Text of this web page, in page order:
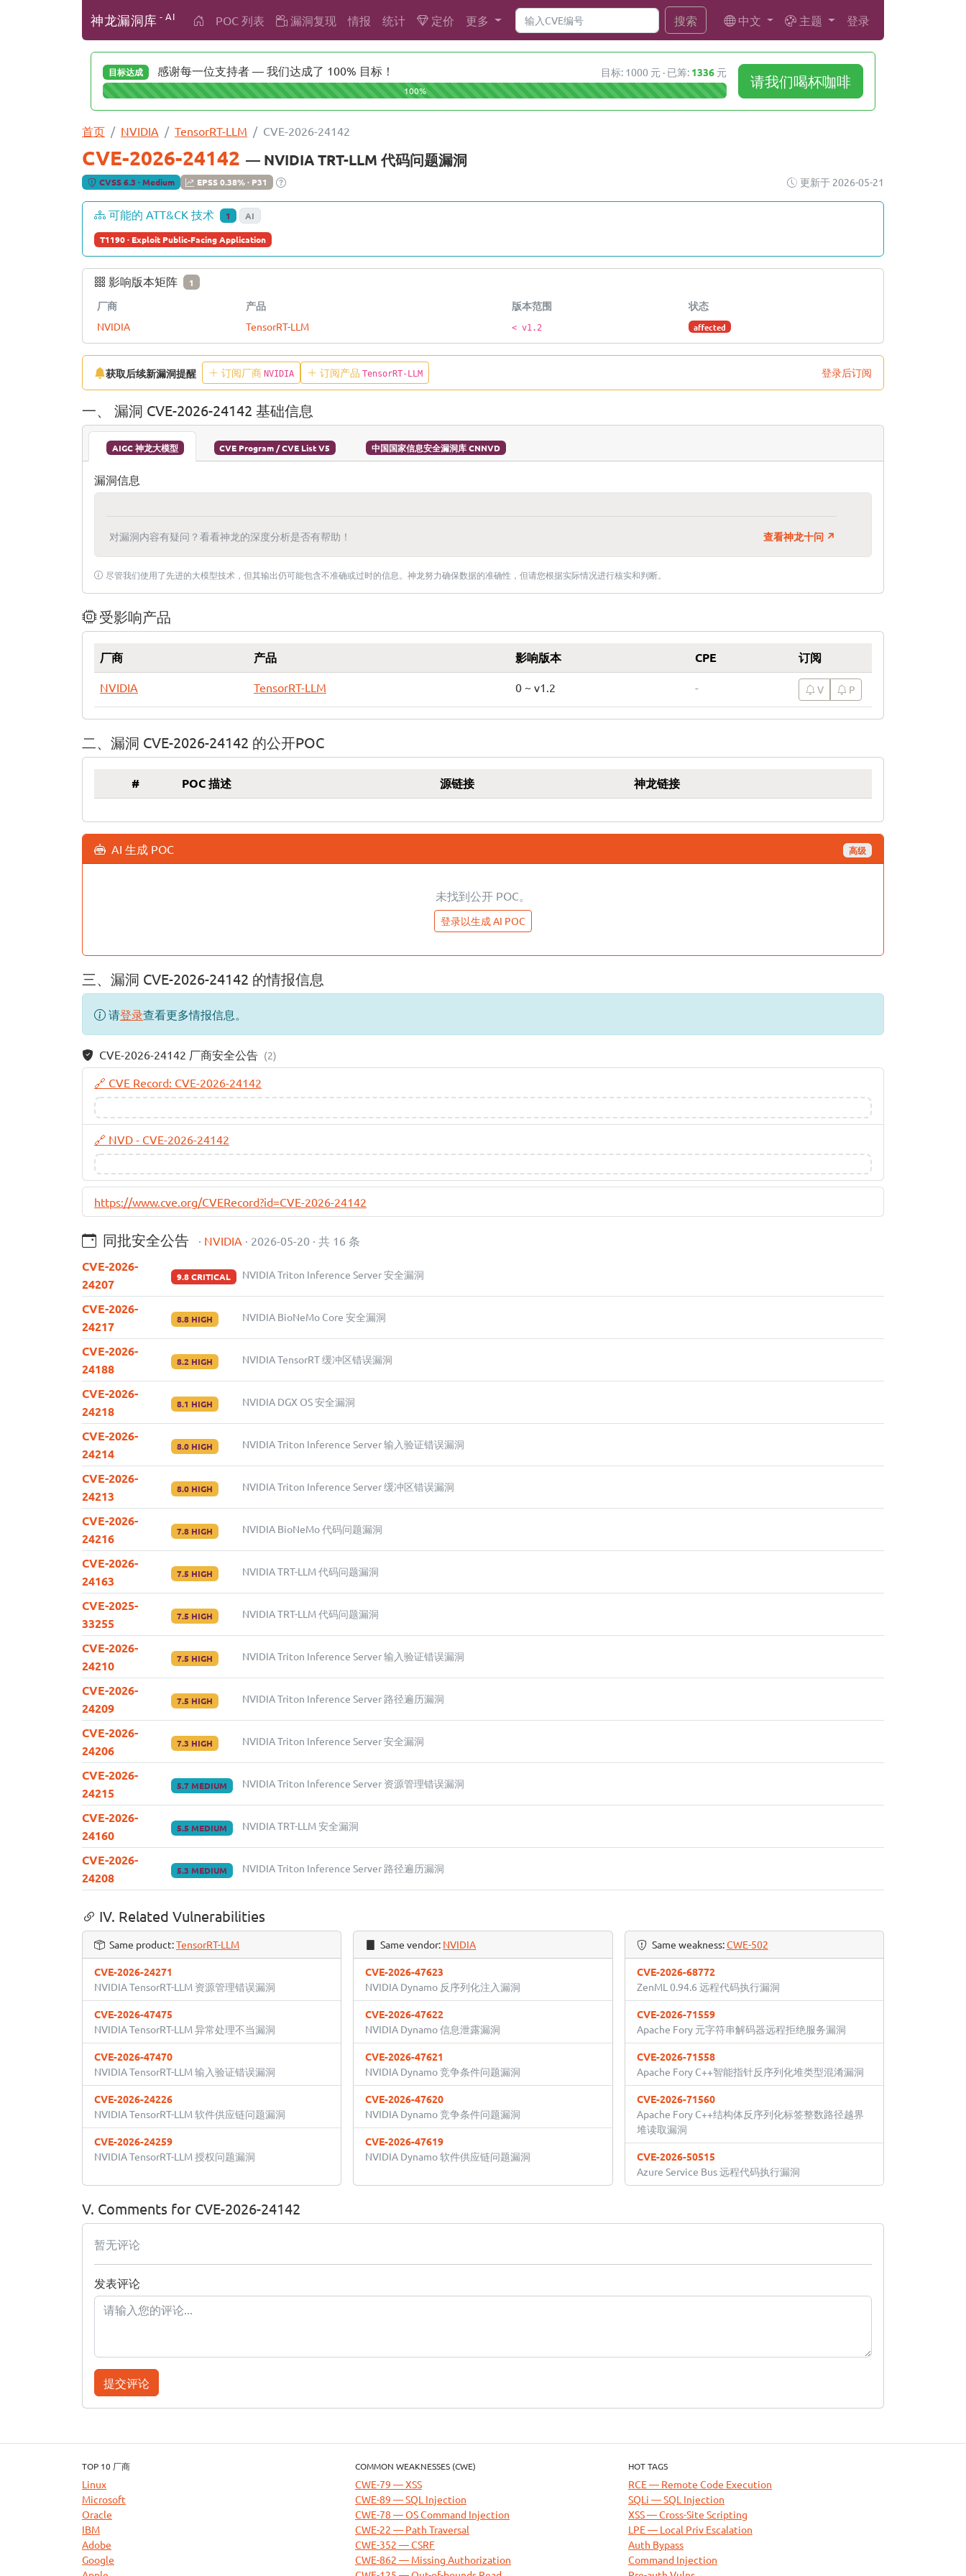
神龙漏洞库 - AI POC 列表 漏洞复现 情报 统计 定价 更多 搜索 中文 主题 登录
目标达成 感谢每一位支持者 — 我们达成了 100% 目标！ 目标: 1000 元 · 已筹: 1336 元
100%
请我们喝杯咖啡
首页 NVIDIA TensorRT-LLM CVE-2026-24142
CVE-2026-24142 — NVIDIA TRT-LLM 代码问题漏洞
CVSS 6.3 · Medium EPSS 0.38% · P31 更新于 2026-05-21
可能的 ATT&CK 技术 1 AI
T1190 · Exploit Public-Facing Application
影响版本矩阵 1
厂商 产品 版本范围
状态
NVIDIA
TensorRT-LLM < v1.2 affected
获取后续新漏洞提醒 订阅厂商 NVIDIA 订阅产品 TensorRT-LLM 登录后订阅
一、 漏洞 CVE-2026-24142 基础信息
AIGC 神龙大模型 CVE Program / CVE List V5 中国国家信息安全漏洞库 CNNVD
漏洞信息
对漏洞内容有疑问？看看神龙的深度分析是否有帮助！ 查看神龙十问 ↗
尽管我们使用了先进的大模型技术，但其输出仍可能包含不准确或过时的信息。神龙努力确保数据的准确性，但请您根据实际情况进行核实和判断。
受影响产品
厂商 产品 影响版本 CPE 订阅
NVIDIA TensorRT-LLM 0 ~ v1.2 - V P
二、漏洞 CVE-2026-24142 的公开POC
# POC 描述 源链接 神龙链接
AI 生成 POC 高级
未找到公开 POC。
登录以生成 AI POC
三、漏洞 CVE-2026-24142 的情报信息
请登录查看更多情报信息。
CVE-2026-24142 厂商安全公告 (2)
🔗 CVE Record: CVE-2026-24142
🔗 NVD - CVE-2026-24142
https://www.cve.org/CVERecord?id=CVE-2026-24142
同批安全公告 · NVIDIA · 2026-05-20 · 共 16 条
CVE-2026-
24207
9.8 CRITICAL NVIDIA Triton Inference Server 安全漏洞
CVE-2026-
24217
8.8 HIGH NVIDIA BioNeMo Core 安全漏洞
CVE-2026-
24188
8.2 HIGH NVIDIA TensorRT 缓冲区错误漏洞
CVE-2026-
24218
8.1 HIGH NVIDIA DGX OS 安全漏洞
CVE-2026-
24214
8.0 HIGH NVIDIA Triton Inference Server 输入验证错误漏洞
CVE-2026-
24213
8.0 HIGH NVIDIA Triton Inference Server 缓冲区错误漏洞
CVE-2026-
24216
7.8 HIGH NVIDIA BioNeMo 代码问题漏洞
CVE-2026-
24163
7.5 HIGH NVIDIA TRT-LLM 代码问题漏洞
CVE-2025-
33255
7.5 HIGH NVIDIA TRT-LLM 代码问题漏洞
CVE-2026-
24210
7.5 HIGH NVIDIA Triton Inference Server 输入验证错误漏洞
CVE-2026-
24209
7.5 HIGH NVIDIA Triton Inference Server 路径遍历漏洞
CVE-2026-
24206
7.3 HIGH NVIDIA Triton Inference Server 安全漏洞
CVE-2026-
24215
5.7 MEDIUM NVIDIA Triton Inference Server 资源管理错误漏洞
CVE-2026-
24160
5.5 MEDIUM NVIDIA TRT-LLM 安全漏洞
CVE-2026-
24208
5.3 MEDIUM NVIDIA Triton Inference Server 路径遍历漏洞
IV. Related Vulnerabilities
Same product:TensorRT-LLM
CVE-2026-24271
NVIDIA TensorRT-LLM 资源管理错误漏洞
CVE-2026-47475
NVIDIA TensorRT-LLM 异常处理不当漏洞
CVE-2026-47470
NVIDIA TensorRT-LLM 输入验证错误漏洞
CVE-2026-24226
NVIDIA TensorRT-LLM 软件供应链问题漏洞
CVE-2026-24259
NVIDIA TensorRT-LLM 授权问题漏洞
Same vendor: NVIDIA
CVE-2026-47623
NVIDIA Dynamo 反序列化注入漏洞
CVE-2026-47622
NVIDIA Dynamo 信息泄露漏洞
CVE-2026-47621
NVIDIA Dynamo 竞争条件问题漏洞
CVE-2026-47620
NVIDIA Dynamo 竞争条件问题漏洞
CVE-2026-47619
NVIDIA Dynamo 软件供应链问题漏洞
Same weakness:CWE-502
CVE-2026-68772
ZenML 0.94.6 远程代码执行漏洞
CVE-2026-71559
Apache Fory 元字符串解码器远程拒绝服务漏洞
CVE-2026-71558
Apache Fory C++智能指针反序列化堆类型混淆漏洞
CVE-2026-71560
Apache Fory C++结构体反序列化标签整数路径越界
堆读取漏洞
CVE-2026-50515
Azure Service Bus 远程代码执行漏洞
V. Comments for CVE-2026-24142
暂无评论
发表评论
提交评论
TOP 10 厂商
Linux
Microsoft
Oracle
IBM
Adobe
Google
COMMON WEAKNESSES (CWE)
CWE-79 — XSS
CWE-89 — SQL Injection
CWE-78 — OS Command Injection
CWE-22 — Path Traversal
CWE-352 — CSRF
CWE-862 — Missing Authorization
HOT TAGS
RCE — Remote Code Execution
SQLi — SQL Injection
XSS — Cross-Site Scripting
LPE — Local Priv Escalation
Auth Bypass
Command Injection